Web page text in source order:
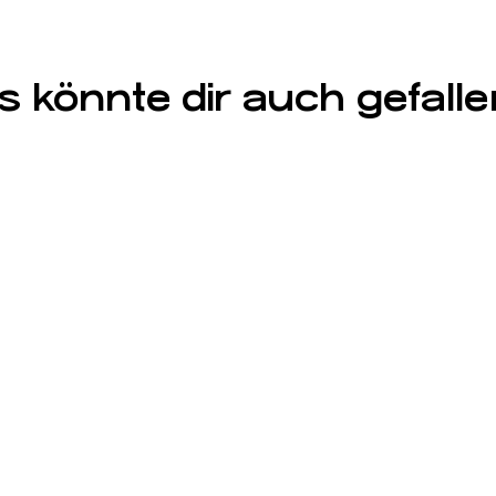
könnte dir auch